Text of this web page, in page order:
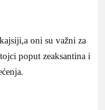
oni su važni za
poput zeaksantina i